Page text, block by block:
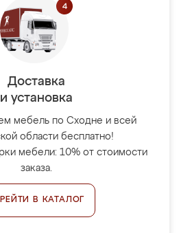
Доставка
и установка
мебель по Сходне и всей
области бесплатно!
мебели: 10% от стоимости
заказа.
В КАТАЛОГ